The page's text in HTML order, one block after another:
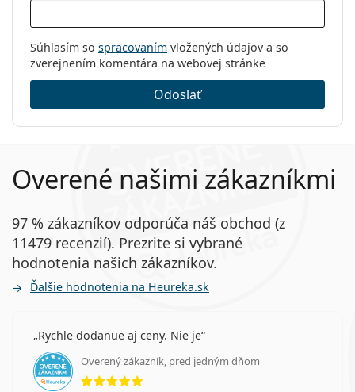
Súhlasím so spracovaním vložených údajov a so
zverejnením komentára na webovej stránke
Odoslať
Overené našimi zákazníkmi
97 % zákazníkov odporúča náš obchod (z
11479 recenzií). Prezrite si vybrané
hodnotenia našich zákazníkov.
Ďalšie hodnotenia na Heureka.sk
Rychle dodanue aj ceny. Nie je
Overený zákazník, pred jedným dňom
hodnotenie 5 z 5